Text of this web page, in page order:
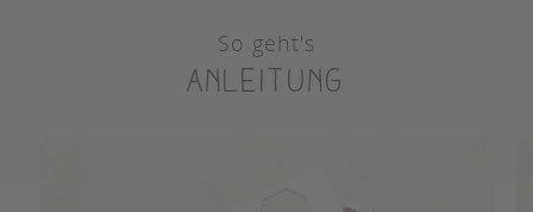
So geht's
Anleitung